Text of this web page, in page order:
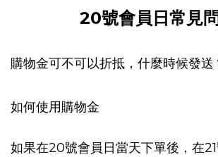
20號會員日常見
購物金可不可以折抵，什麼時候發送
如何使用購物金
如果在20號會員日當天下單後，在